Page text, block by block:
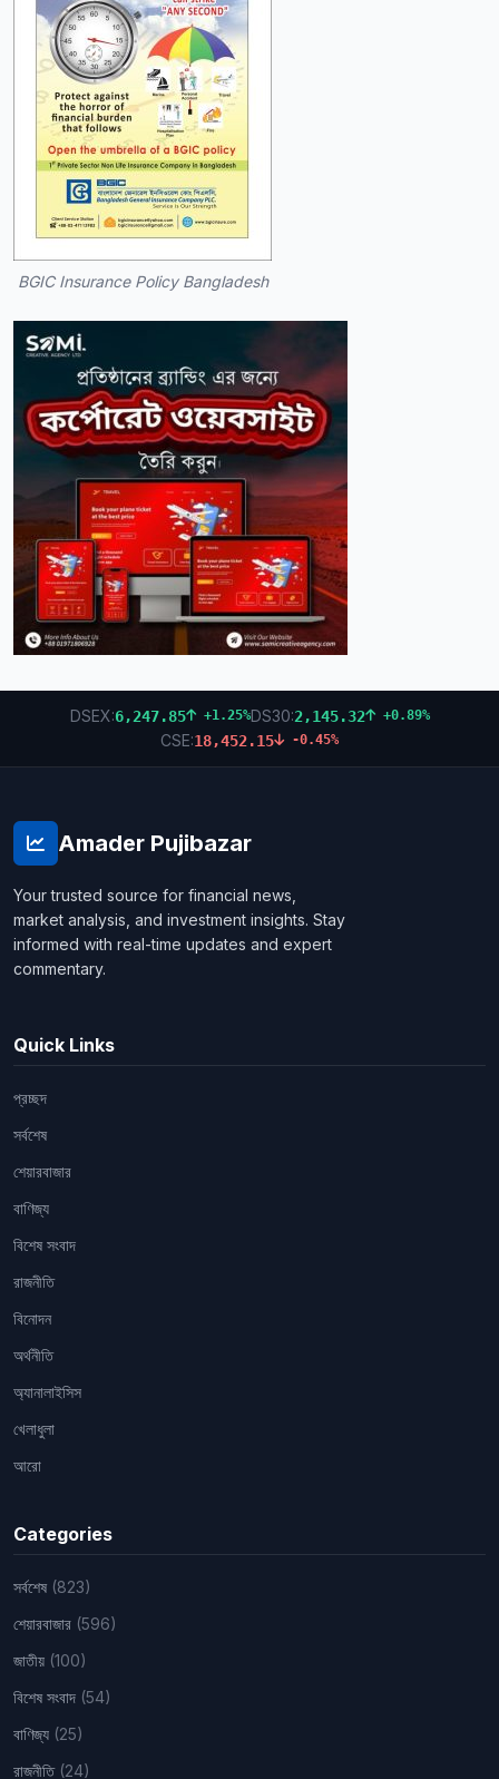
BGIC Insurance Policy Bangladesh
DSEX:6,247.85 +1.25%DS30:2,145.32 +0.89%
CSE:18,452.15 -0.45%
Amader Pujibazar
Your trusted source for financial news,
market analysis, and investment insights. Stay
informed with real-time updates and expert
commentary.
Quick Links
প্রচ্ছদ
সর্বশেষ
শেয়ারবাজার
বাণিজ্য
বিশেষ সংবাদ
রাজনীতি
বিনোদন
অর্থনীতি
অ্যানালাইসিস
খেলাধুলা
আরো
Categories
সর্বশেষ (823)
শেয়ারবাজার (596)
জাতীয় (100)
বিশেষ সংবাদ (54)
বাণিজ্য (25)
রাজনীতি (24)